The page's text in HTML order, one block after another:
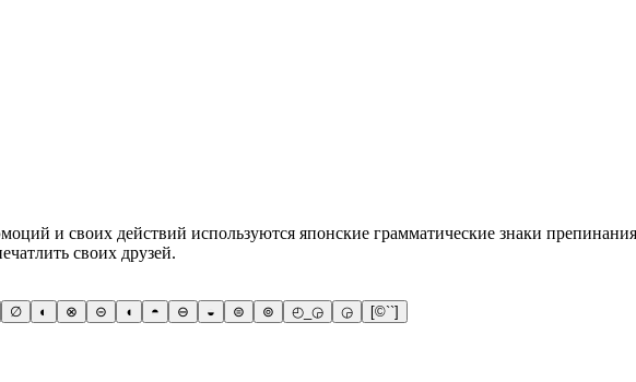
и своих действий используются японские грамматические знаки
своих друзей.
∅ ◐ ⊗ ⊝ ◖ ◓ ⊖ ◒ ⊜ ⊚ ◴_◶ ◶ [©``]